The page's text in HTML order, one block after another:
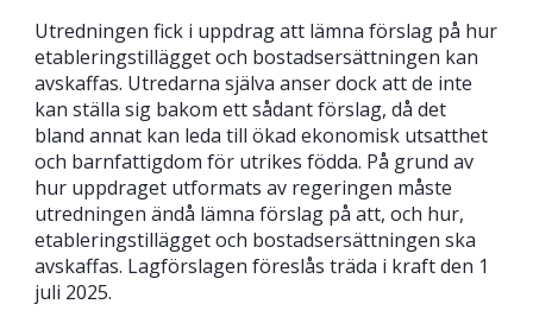
Utredningen fick i uppdrag att lämna förslag på hur
etableringstillägget och bostadsersättningen kan
avskaffas. Utredarna själva anser dock att de inte
kan ställa sig bakom ett sådant förslag, då det
bland annat kan leda till ökad ekonomisk utsatthet
och barnfattigdom för utrikes födda. På grund av
hur uppdraget utformats av regeringen måste
utredningen ändå lämna förslag på att, och hur,
etableringstillägget och bostadsersättningen ska
avskaffas. Lagförslagen föreslås träda i kraft den 1
juli 2025.